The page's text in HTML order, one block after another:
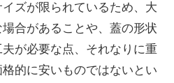
ズが限られているため、大
合があることや、蓋の形状
が必要な点、それなりに重
的に安いものではないとい